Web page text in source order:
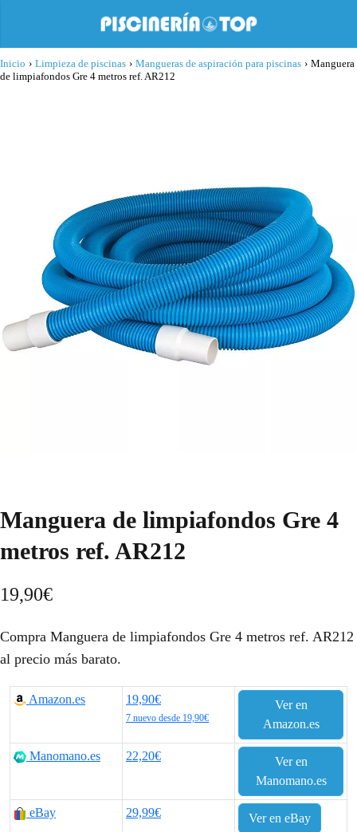
Inicio › Limpieza de piscinas › Mangueras de aspiración para piscinas › Manguera
de limpiafondos Gre 4 metros ref. AR212
Manguera de limpiafondos Gre 4
metros ref. AR212
19,90€
Compra Manguera de limpiafondos Gre 4 metros ref. AR212
al precio más barato.
Amazon.es 19,90€
7 nuevo desde 19,90€
Ver en
Amazon.es
Manomano.es 22,20€
Ver en
Manomano.es
eBay 29,99€ Ver en eBay